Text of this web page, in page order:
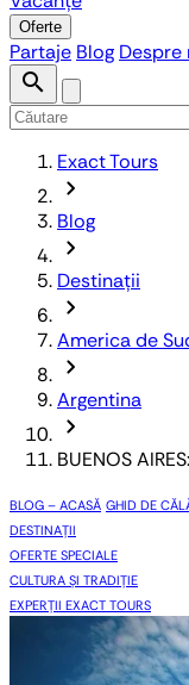
Oferte
Partaje Blog Despre
search
Exact Tours
chevron_forward
Blog
chevron_forward
Destinații
chevron_forward
America de
chevron_forward
Argentina
chevron_forward
BUENOS
BLOG – ACASĂ GHID DE
DESTINAȚII
OFERTE SPECIALE
CULTURA ȘI TRADIȚIE
EXPERȚII EXACT TOURS